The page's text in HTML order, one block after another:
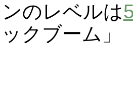
のレベルは
ックブーム